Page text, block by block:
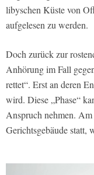
libyschen Küste von
aufgelesen zu werden.
Doch zurück zur
Anhörung im Fall
rettet“. Erst an deren
wird. Diese „Phase“
Anspruch nehmen.
Gerichtsgebäude statt,